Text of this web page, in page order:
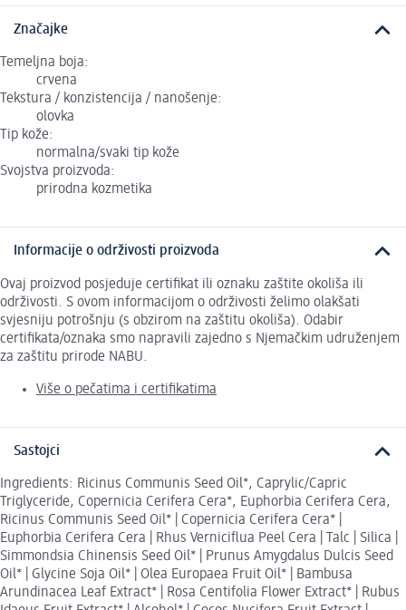
Značajke
Temeljna boja:
crvena
Tekstura / konzistencija / nanošenje:
olovka
Tip kože:
normalna/svaki tip kože
Svojstva proizvoda:
prirodna kozmetika
Informacije o održivosti proizvoda
Ovaj proizvod posjeduje certifikat ili oznaku zaštite okoliša ili
održivosti. S ovom informacijom o održivosti želimo olakšati
svjesniju potrošnju (s obzirom na zaštitu okoliša). Odabir
certifikata/oznaka smo napravili zajedno s Njemačkim udruženjem
za zaštitu prirode NABU.
Više o pečatima i certifikatima
Sastojci
Ingredients: Ricinus Communis Seed Oil*, Caprylic/Capric
Triglyceride, Copernicia Cerifera Cera*, Euphorbia Cerifera Cera,
Ricinus Communis Seed Oil* | Copernicia Cerifera Cera* |
Euphorbia Cerifera Cera | Rhus Verniciflua Peel Cera | Talc | Silica |
Simmondsia Chinensis Seed Oil* | Prunus Amygdalus Dulcis Seed
Oil* | Glycine Soja Oil* | Olea Europaea Fruit Oil* | Bambusa
Arundinacea Leaf Extract* | Rosa Centifolia Flower Extract* | Rubus